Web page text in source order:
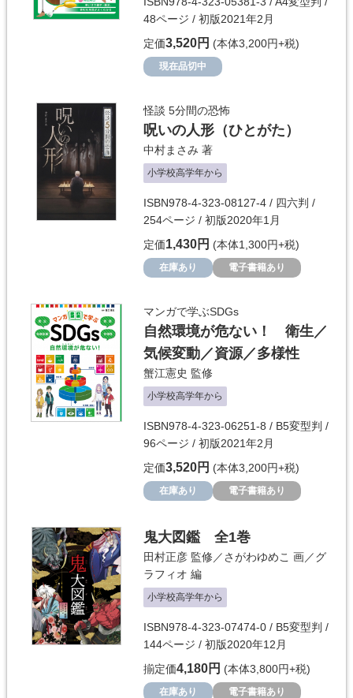
48ページ / 初版2021年2月
定価3,520円 (本体3,200円+税)
現在品切中
怪談 5分間の恐怖
呪いの人形（ひとがた）
中村まさみ 著
小学校高学年から
ISBN978-4-323-08127-4 / 四六判 /
254ページ / 初版2020年1月
定価1,430円 (本体1,300円+税)
在庫あり 電子書籍あり
マンガで学ぶSDGs
自然環境が危ない！ 衛生／
気候変動／資源／多様性
蟹江憲史 監修
小学校高学年から
ISBN978-4-323-06251-8 / B5変型判 /
96ページ / 初版2021年2月
定価3,520円 (本体3,200円+税)
在庫あり 電子書籍あり
鬼大図鑑 全1巻
田村正彦 監修／さがわゆめこ 画／グ
ラフィオ 編
小学校高学年から
ISBN978-4-323-07474-0 / B5変型判 /
144ページ / 初版2020年12月
揃定価4,180円 (本体3,800円+税)
在庫あり 電子書籍あり